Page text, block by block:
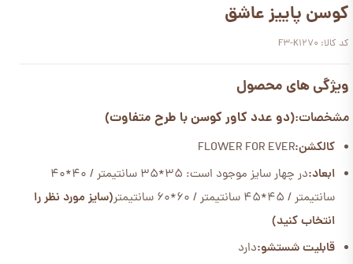
کوسن پاییز عاشق
کد کالا: F3-K1270
ویژگی های محصول
مشخصات:(دو عدد کاور کوسن با طرح متفاوت)
کالکشن:FLOWER FOR EVER
ابعاد:
در چهار سایز موجود است: 35*35 سانتیمتر / 40*40
سانتیمتر / 45*45 سانتیمتر / 60*60 سانتیمتر
(سایز مورد نظر را
انتخاب کنید)
قابلیت شستشو:دارد